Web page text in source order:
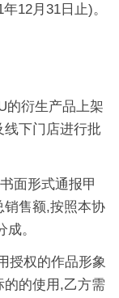
12月31日止)。
的衍生产品上架
下门店进行批
面形式通报甲
销售额,按照本协
。
授权的作品形象
的的使用,乙方需